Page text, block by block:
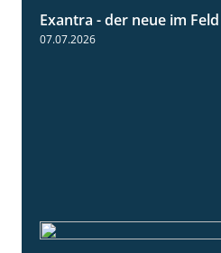
Exantra - der neue im Feld
07.07.2026